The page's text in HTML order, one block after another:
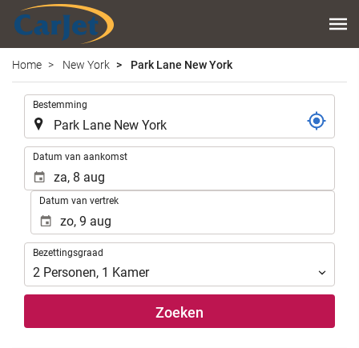
Home New York Park Lane New York
Bestemming
Datum van aankomst
Datum van vertrek
Bezettingsgraad
Bezettingsgraad
2 Personen, 1 Kamer
Zoeken